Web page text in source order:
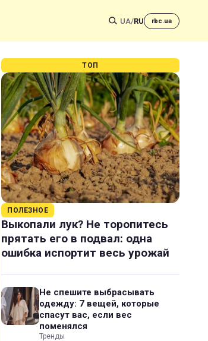
UA/RU rbc.ua
ТОП
ПОЛЕЗНОЕ
Выкопали лук? Не торопитесь
прятать его в подвал: одна
ошибка испортит весь урожай
Не спешите выбрасывать
одежду: 7 вещей, которые
спасут вас, если вес
поменялся
Тренды